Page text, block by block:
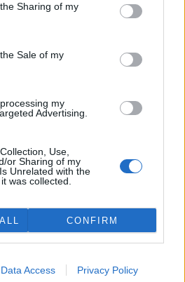
Sharing of my
Sale of my
my
Advertising.
Use,
or Sharing of my
Unrelated with the
was collected.
CONFIRM
Data Access Privacy Policy
více zvířat, ohrožení jsou psi
Veterináři v současných
podle nich patří plemena psů s
krátkou lebkou a zploštělým
mopsi nebo buldočci, starší jedinci a
nejčastěji kvůli přehřátí organismu,
to sdělila viceprezidentka Komory
Valdhans.
cyklistické štafety, míří na
Do Prahy dnes dorazili jezdci